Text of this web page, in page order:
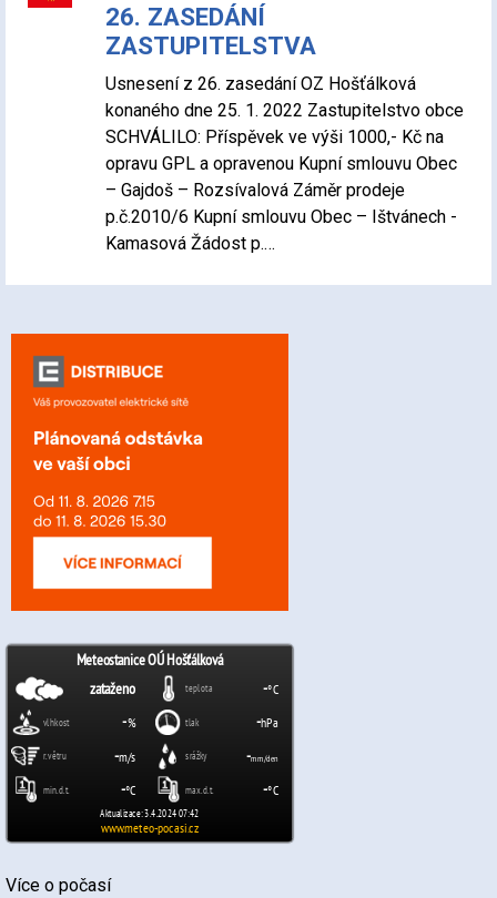
Více o počasí
26. ZASEDÁNÍ
ZASTUPITELSTVA
Usnesení z 26. zasedání OZ Hošťálková
konaného dne 25. 1. 2022 Zastupitelstvo obce
SCHVÁLILO: Příspěvek ve výši 1000,- Kč na
opravu GPL a opravenou Kupní smlouvu Obec
– Gajdoš – Rozsívalová Záměr prodeje
p.č.2010/6 Kupní smlouvu Obec – Ištvánech -
Kamasová Žádost p.…